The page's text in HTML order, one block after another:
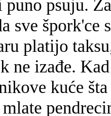
puno psuju.
sve špork'ce
platijo
ne izađe.
kuće